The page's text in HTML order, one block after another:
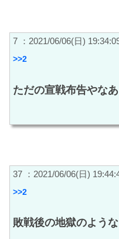
7 ：2021/06/06(日)
>>2
ただの宣戦布告やなあ
37 ：2021/06/06(日)
>>2
敗戦後の地獄のよう